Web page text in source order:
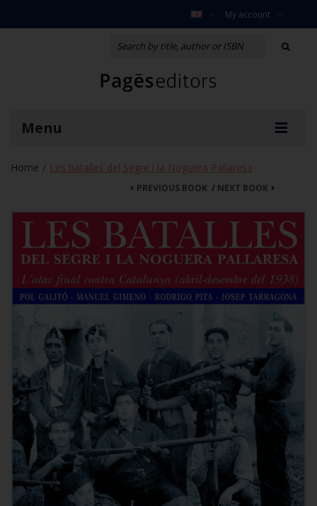
My account
Menu
Home / Les batalles del Segre i la Noguera Pallaresa
NEXT BOOK
PREVIOUS BOOK /